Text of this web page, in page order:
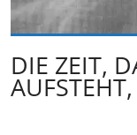
DIE ZEIT,